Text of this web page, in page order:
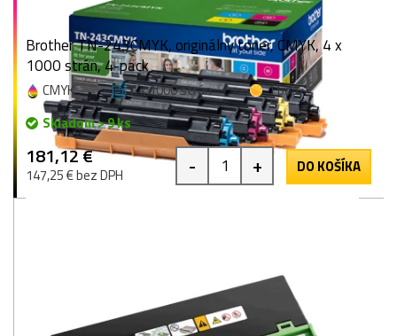
Brother TN-243CMYK, originálny toner, CMYK, 4 x
1000 strán, 4-pack
CMYK 4 x 1000 strán
1 bod
Skladom > 9 ks
181,12 €
147,25 € bez DPH - + DO KOŠÍKA